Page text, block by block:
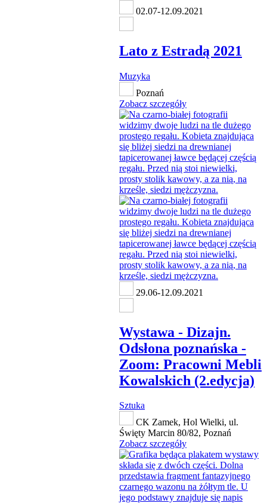
02.07-12.09.2021
Lato z Estradą 2021
Muzyka
Poznań
Zobacz szczegóły
29.06-12.09.2021
Wystawa - Dizajn.
Odsłona poznańska -
Zoom: Pracowni Mebli
Kowalskich (2.edycja)
Sztuka
CK Zamek, Hol Wielki, ul.
Święty Marcin 80/82, Poznań
Zobacz szczegóły